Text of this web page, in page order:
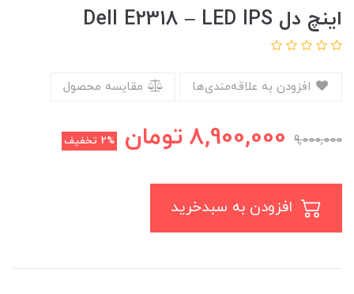
اینچ دل Dell E2318 – LED IPS
مقایسه محصول
9,000,000
8,900,000 تومان 2% تخفیف